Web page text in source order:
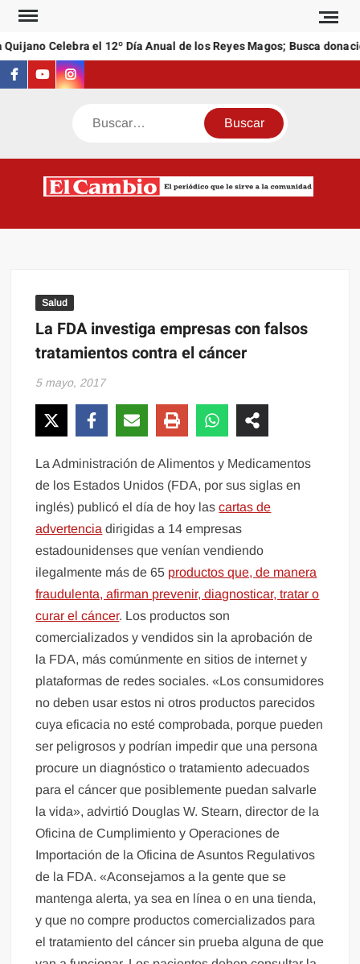
Saltar
contenidoCelebra el 12º Día Anual de los Reyes Magos; Busca
Facebook
YoutubeInstagram
Buscar
Salud
La FDA investiga empresas con falsos
tratamientos contra el cáncer
5 mayo, 2017
La Administración de Alimentos y Medicamentos
de los Estados Unidos (FDA, por sus siglas en
inglés) publicó el día de hoy lascartas de
advertencia dirigidas a 14 empresas
estadounidenses que venían vendiendo
ilegalmente más de 65 productos que, de manera
fraudulenta, afirman prevenir, diagnosticar, tratar o
curar el cáncer. Los productos son
comercializados y vendidos sin la aprobación de
la FDA, más comúnmente en sitios de internet y
plataformas de redes sociales. «Los consumidores
no deben usar estos ni otros productos parecidos
cuya eficacia no esté comprobada, porque pueden
ser peligrosos y podrían impedir que una persona
procure un diagnóstico o tratamiento adecuados
para el cáncer que posiblemente puedan salvarle
la vida», advirtió Douglas W. Stearn, director de la
Oficina de Cumplimiento y Operaciones de
Importación de la Oficina de Asuntos Regulativos
de la FDA. «Aconsejamos a la gente que se
mantenga alerta, ya sea en línea o en una tienda,
y que no compre productos comercializados para
el tratamiento del cáncer sin prueba alguna de que